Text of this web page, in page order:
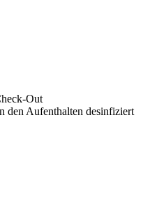
Out
den Aufenthalten desinfiziert